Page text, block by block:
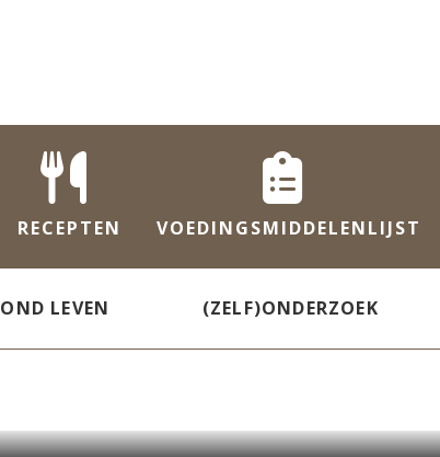
RECEPTEN VOEDINGSMIDDELENLIJST
LEVEN (ZELF)ONDERZOEK